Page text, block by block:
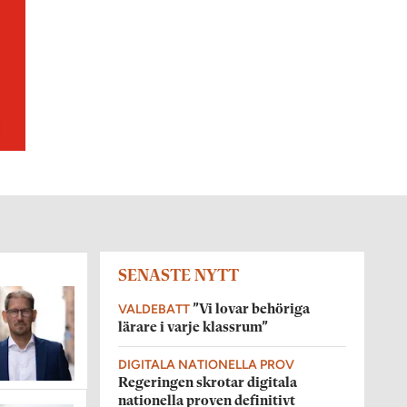
SENASTE NYTT
VALDEBATT ”Vi lovar behöriga
lärare i varje klassrum”
DIGITALA NATIONELLA PROV
Regeringen skrotar digitala
nationella proven definitivt